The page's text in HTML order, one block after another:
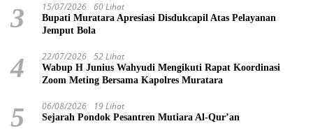
3 15/07/2026 60 Lihat
Bupati Muratara Apresiasi Disdukcapil Atas Pelayanan
Jemput Bola
4 22/07/2026 52 Lihat
Wabup H Junius Wahyudi Mengikuti Rapat Koordinasi
Zoom Meting Bersama Kapolres Muratara
5 06/08/2026 19 Lihat
Sejarah Pondok Pesantren Mutiara Al-Qur’an